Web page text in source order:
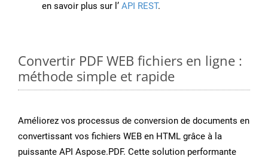
en savoir plus sur l’ API REST.
Convertir PDF WEB fichiers en ligne :
méthode simple et rapide
Améliorez vos processus de conversion de documents en
convertissant vos fichiers WEB en HTML grâce à la
puissante API Aspose.PDF. Cette solution performante